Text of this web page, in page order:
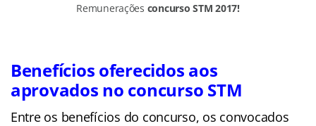
Remunerações concurso STM 2017!
Benefícios oferecidos aos
aprovados no concurso STM
Entre os benefícios do concurso, os convocados